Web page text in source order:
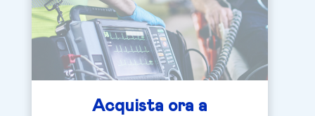
Acquista ora a